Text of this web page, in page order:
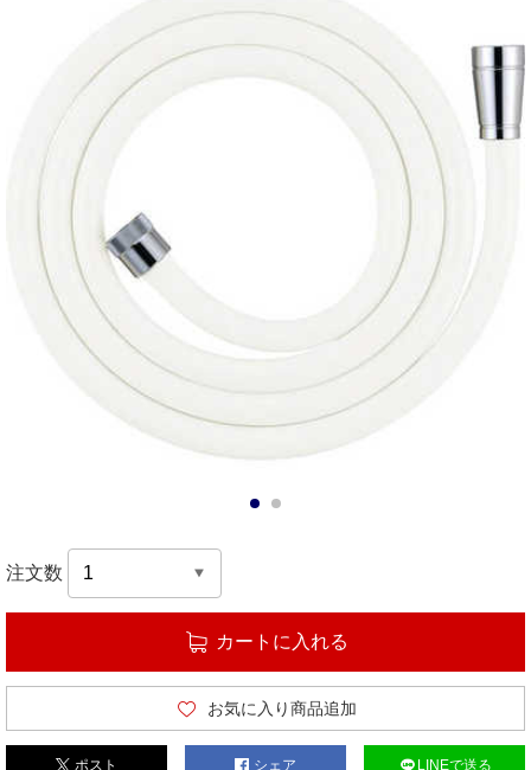
注文数
カートに入れる
お気に入り商品追加
ポスト シェア LINEで送る